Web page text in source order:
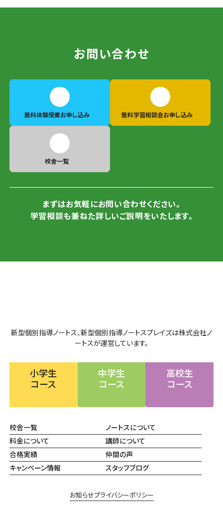
お問い合わせ
無料体験授業お申し込み 無料学習相談会お申し込み
校舎一覧
まずはお気軽にお問い合わせください。
学習相談も兼ねた詳しいご説明をいたします。
新型個別指導ノートス、新型個別指導ノートスプレイズは株式会社ノ
ートスが運営しています。
小学生
コース
中学生
コース
高校生
コース
校舎一覧
ノートスについて
料金について
講師について
合格実績
仲間の声
キャンペーン情報
スタッフブログ
お知らせプライバシーポリシー